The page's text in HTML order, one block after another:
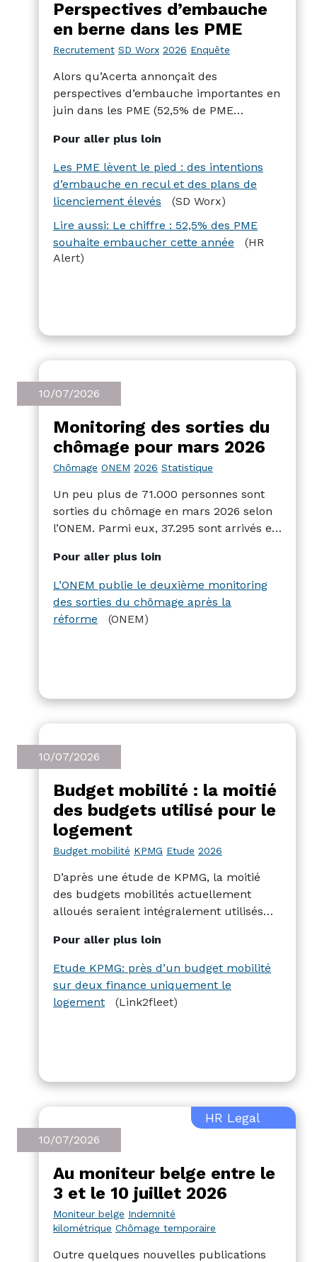
Perspectives d’embauche
en berne dans les PME
Recrutement SD Worx 2026 Enquête
Alors qu’Acerta annonçait des
perspectives d’embauche importantes en
juin dans les PME (52,5% de PME
résultat plus mitigé avec son baromètre
trimestriel : seul un quart des PME serait
encline à embaucher, en baisse depuis 4
trimestres consécutifs.
Pour aller plus loin
Les PME lèvent le pied : des intentions
d’embauche en recul et des plans de
licenciement élevés
(SD Worx)
Lire aussi: Le chiffre : 52,5% des PME
souhaite embaucher cette année
(HR
Alert)
10/07/2026
Monitoring des sorties du
chômage pour mars 2026
Chômage ONEM 2026 Statistique
Un peu plus de 71.000 personnes sont
sorties du chômage en mars 2026 selon
l’ONEM. Parmi eux, 37.295 sont arrivés en
sorties ont débouchés sur un emploi,
8,9% vers la maladie et 41,6% vers le RIS.
Pour aller plus loin
L’ONEM publie le deuxième monitoring
des sorties du chômage après la
réforme
(ONEM)
10/07/2026
Budget mobilité : la moitié
des budgets utilisé pour le
logement
Budget mobilité KPMG Etude 2026
D’après une étude de KPMG, la moitié
des budgets mobilités actuellement
alloués seraient intégralement utilisés
de la mobilité, cette utilisation nuit à
l’impact souhaité du budget mobilité, et
des restrictions seraient à l’étude.
Pour aller plus loin
Etude KPMG: près d’un budget mobilité
sur deux finance uniquement le
logement
(Link2fleet)
HR Legal
10/07/2026
Au moniteur belge entre le
3 et le 10 juillet 2026
Moniteur belge Indemnité
kilométrique Chômage temporaire
Outre quelques nouvelles publications